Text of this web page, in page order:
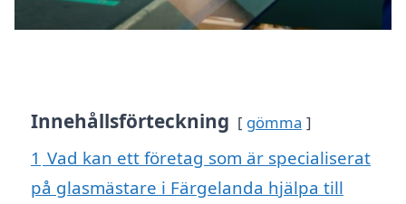
Innehållsförteckning gömma
1 Vad kan ett företag som är specialiserat
på glasmästare i Färgelanda hjälpa till